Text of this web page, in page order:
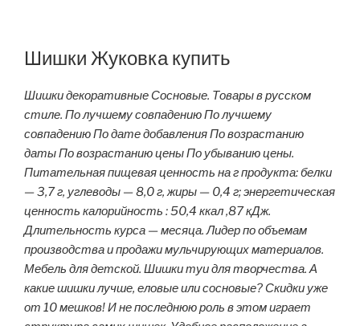
Шишки Жуковка купить
Шишки декоративные Сосновые. Товары в русском
стиле. По лучшему совпадению По лучшему
совпадению По дате добавления По возрастанию
даты По возрастанию цены По убыванию цены.
Питательная пищевая ценность на г продукта: белки
— 3,7 г, углеводы — 8,0 г, жиры — 0,4 г; энергетическая
ценность калорийность : 50,4 ккал ,87 кДж.
Длительность курса — месяца. Лидер по объемам
производства и продажи мульчирующих материалов.
Мебель для детской. Шишки туи для творчества. А
какие шишки лучше, еловые или сосновые? Скидки уже
от 10 мешков! И не последнюю роль в этом играет